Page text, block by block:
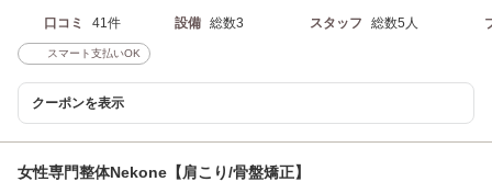
口コミ 41件 設備 総数3 スタッフ 総数5人
スマート支払いOK
クーポンを表示
女性専門整体Nekone【肩こり/骨盤矯正】